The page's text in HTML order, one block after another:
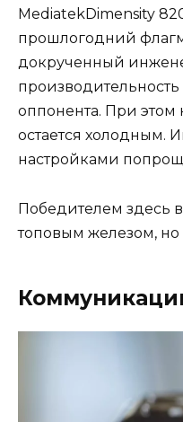
MediatekDimensity
прошлогодний
докрученный
оппонента. При этом
остается холодным.
настройками
Победителем здесь
топовым железом, но